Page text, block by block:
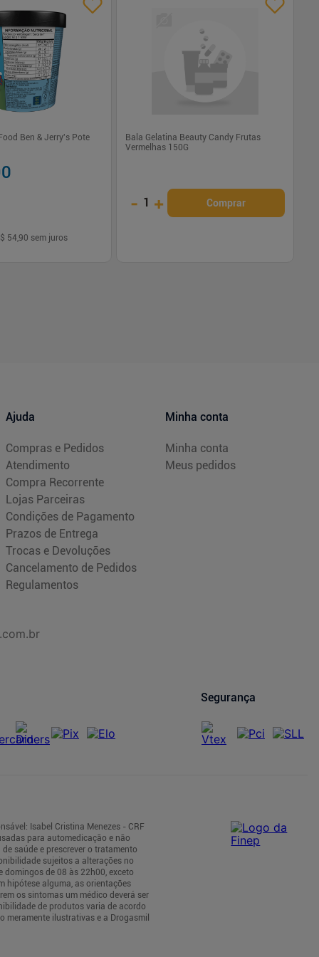
Ben & Jerry's Pote
54,90 sem juros
Bala Gelatina Beauty Candy Frutas
Vermelhas 150G
- 1 + Comprar
Ajuda
Compras e Pedidos
Atendimento
Compra Recorrente
Lojas Parceiras
Condições de Pagamento
Prazos de Entrega
Trocas e Devoluções
Cancelamento de Pedidos
Regulamentos
Minha conta
Minha conta
Meus pedidos
Segurança
Isabel Cristina Menezes - CRF
para automedicação e não
saúde e prescrever o tratamento
sujeitos a alterações no
de 08 às 22h00, exceto
hipótese alguma, as orientações
os sintomas um médico deverá ser
de produtos varia de acordo
meramente ilustrativas e a Drogasmil